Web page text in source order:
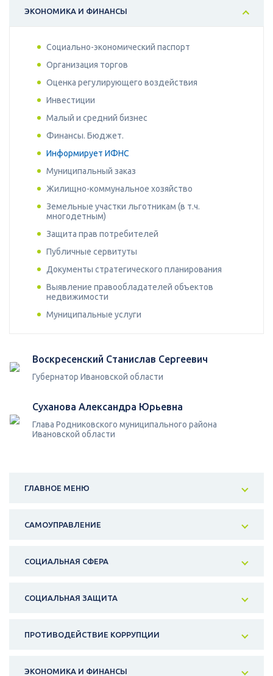
ЭКОНОМИКА И ФИНАНСЫ
Социально-экономический паспорт
Организация торгов
Оценка регулирующего воздействия
Инвестиции
Малый и средний бизнес
Финансы. Бюджет.
Информирует ИФНС
Муниципальный заказ
Жилищно-коммунальное хозяйство
Земельные участки льготникам (в т.ч.
многодетным)
Защита прав потребителей
Публичные сервитуты
Документы стратегического планирования
Выявление правообладателей объектов
недвижимости
Муниципальные услуги
Воскресенский Станислав Сергеевич
Губернатор Ивановской области
Суханова Александра Юрьевна
Глава Родниковского муниципального района
Ивановской области
ГЛАВНОЕ МЕНЮ
САМОУПРАВЛЕНИЕ
СОЦИАЛЬНАЯ СФЕРА
СОЦИАЛЬНАЯ ЗАЩИТА
ПРОТИВОДЕЙСТВИЕ КОРРУПЦИИ
ЭКОНОМИКА И ФИНАНСЫ